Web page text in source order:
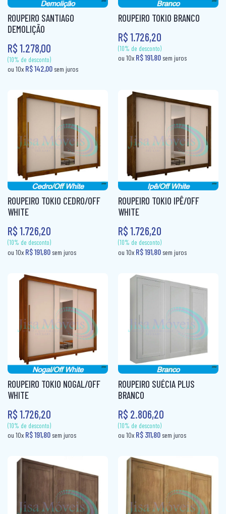
FRUTEIRA
FRUTEIRA AÇO
KIT CADEIRAS
KIT COZINHA
MESA
MESA 4 CADEIRAS
MESA 6 CADEIRAS
MESA DE JANTAR 4 CADEIRAS
MESA DE JANTAR 6 CADEIRAS
MESA DOBRÁVEL
MESA TUBULAR AÇO
PANELEIRO
PRATO GIRATÓRIO
TORRE QUENTE
CABECEIRA BOX SOLTEIRO
CABECEIRA CASAL
CABECEIRA KING
CABECEIRA SOLTEIRO
CAMA AUXILIAR
CAMA BAÙ SOLTEIRO
CAMA BOX CASAL
CAMA BOX MOLAS CASAL
CAMA BOX MOLAS SOLTEIRO
CAMA BOX SOLTEIRO
CAMA INFANTIL
CAMA QUEEN
CAMA SOLTEIRO
COLCHÃO BABY
COLCHÃO CASAL
COLCHÃO CASAL MOLAS
COLCHÃO KING MOLAS
COLCHÃO QUEEN MOLAS
COLCHÃO SOLTEIRÃO MOLAS
PUFF CAMA
RACK + PAINEL
SOFÁ 3 LUGARES + 1 PUFF
SOFÁ CAMA
SOFÁ DE CANTO
SOFÁ RETRÁTIL
SOFANETE
ROUPEIRO SANTIAGO
DEMOLIÇÃO
R$ 1.278,00
(10% de desconto)
ou 10xR$ 142,00sem juros
ROUPEIRO TOKIO BRANCO
R$ 1.726,20
(10% de desconto)
ou 10xR$ 191,80sem
ROUPEIRO TOKIO CEDRO/OFF
WHITE
R$ 1.726,20
(10% de desconto)
ou 10xR$ 191,80
ROUPEIRO TOKIO IPÊ/OFF
WHITE
R$ 1.726,20
(10% de desconto)
ou 10x
ROUPEIRO TOKIO NOGAL/OFF
WHITE
R$ 1.726,20
ROUPEIRO SUÉCIA PLUS
BRANCO
R$ 2.806,20